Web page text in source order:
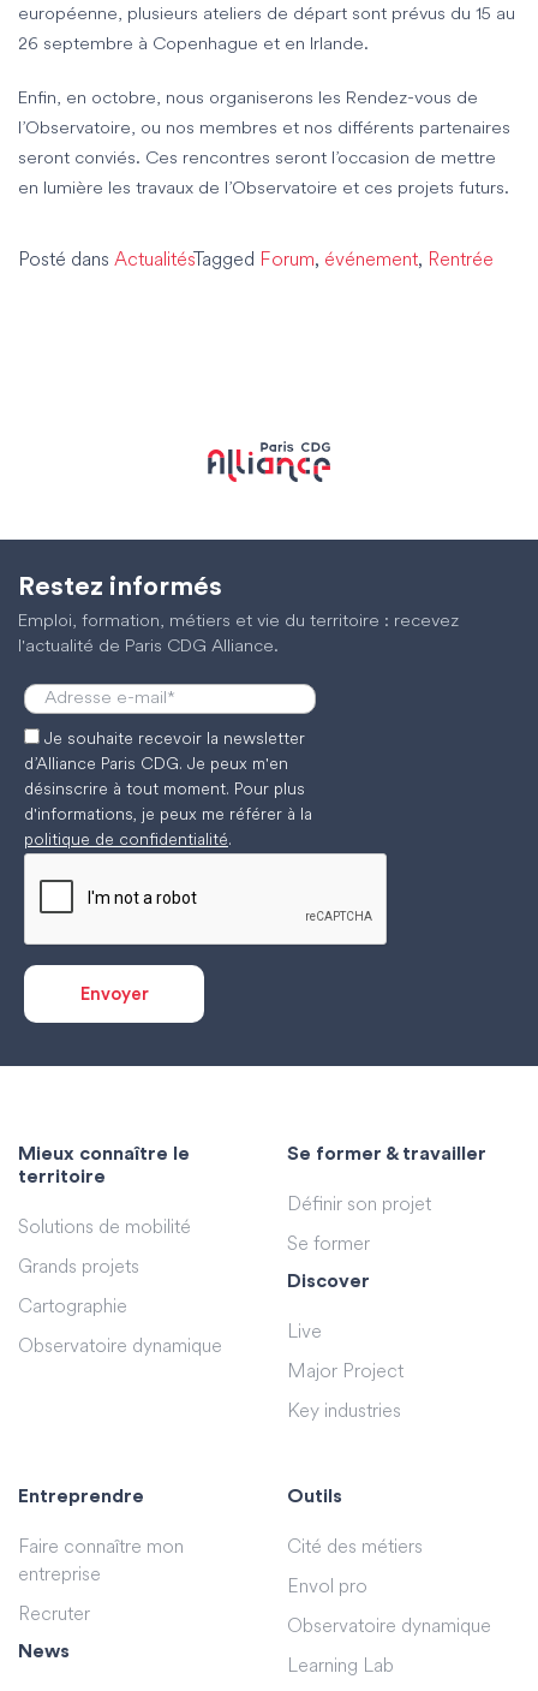
européenne, plusieurs ateliers de départ sont prévus du 15 au
26 septembre à Copenhague et en Irlande.
Enfin, en octobre, nous organiserons les Rendez-vous de
l’Observatoire, ou nos membres et nos différents partenaires
seront conviés. Ces rencontres seront l’occasion de mettre
en lumière les travaux de l’Observatoire et ces projets futurs.
Posté dans ActualitésTagged Forum, événement, Rentrée
Restez informés
Emploi, formation, métiers et vie du territoire : recevez
l'actualité de Paris CDG Alliance.
Je souhaite recevoir la newsletter
d’Alliance Paris CDG. Je peux m'en
désinscrire à tout moment. Pour plus
d'informations, je peux me référer à la
politique de confidentialité.
Mieux connaître le
territoire
Solutions de mobilité
Grands projets
Cartographie
Observatoire dynamique
Se former & travailler
Définir son projet
Se former
Discover
Live
Major Project
Key industries
Entreprendre
Faire connaître mon
entreprise
Recruter
News
Outils
Cité des métiers
Envol pro
Observatoire dynamique
Learning Lab